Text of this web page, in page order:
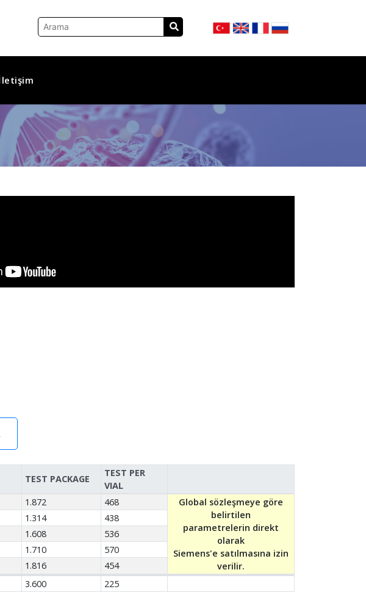
TEST PACKAGE
TEST PER
VIAL
1.872 468
Global sözleşmeye göre
belirtilen
parametrelerin direkt
olarak
Siemens'e satılmasına izin
verilir.
1.314
438
1.608
536
1.710
570
1.816
454
3.600
225